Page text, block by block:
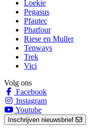
Loekie
Pegasus
Pfautec
Phatfour
Riese en Muller
Tenways
Trek
Vici
Volg ons
Facebook
Instagram
Youtube
Inschrijven nieuwsbrief